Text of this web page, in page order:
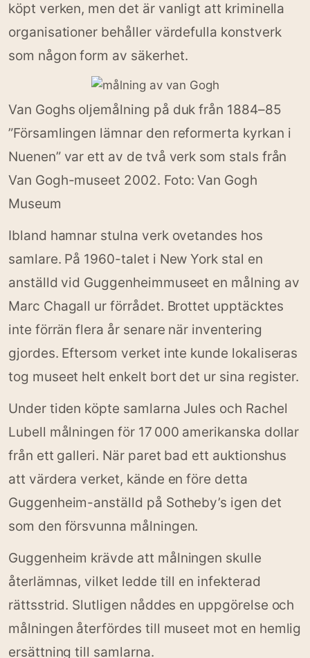
köpt verken, men det är vanligt att kriminella
organisationer behåller värdefulla konstverk
som någon form av säkerhet.
Van Goghs oljemålning på duk från 1884–85
”Församlingen lämnar den reformerta kyrkan i
Nuenen” var ett av de två verk som stals från
Van Gogh-museet 2002. Foto: Van Gogh
Museum
Ibland hamnar stulna verk ovetandes hos
samlare. På 1960-talet i New York stal en
anställd vid Guggenheimmuseet en målning av
Marc Chagall ur förrådet. Brottet upptäcktes
inte förrän flera år senare när inventering
gjordes. Eftersom verket inte kunde lokaliseras
tog museet helt enkelt bort det ur sina register.
Under tiden köpte samlarna Jules och Rachel
Lubell målningen för 17 000 amerikanska dollar
från ett galleri. När paret bad ett auktionshus
att värdera verket, kände en före detta
Guggenheim-anställd på Sotheby’s igen det
som den försvunna målningen.
Guggenheim krävde att målningen skulle
återlämnas, vilket ledde till en infekterad
rättsstrid. Slutligen nåddes en uppgörelse och
målningen återfördes till museet mot en hemlig
ersättning till samlarna.